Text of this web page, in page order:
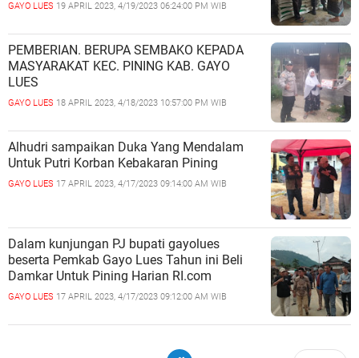
GAYO LUES 19 APRIL 2023, 4/19/2023 06:24:00 PM WIB
PEMBERIAN. BERUPA SEMBAKO KEPADA
MASYARAKAT KEC. PINING KAB. GAYO
LUES
GAYO LUES 18 APRIL 2023, 4/18/2023 10:57:00 PM WIB
Alhudri sampaikan Duka Yang Mendalam
Untuk Putri Korban Kebakaran Pining
GAYO LUES 17 APRIL 2023, 4/17/2023 09:14:00 AM WIB
Dalam kunjungan PJ bupati gayolues
beserta Pemkab Gayo Lues Tahun ini Beli
Damkar Untuk Pining Harian RI.com
GAYO LUES 17 APRIL 2023, 4/17/2023 09:12:00 AM WIB